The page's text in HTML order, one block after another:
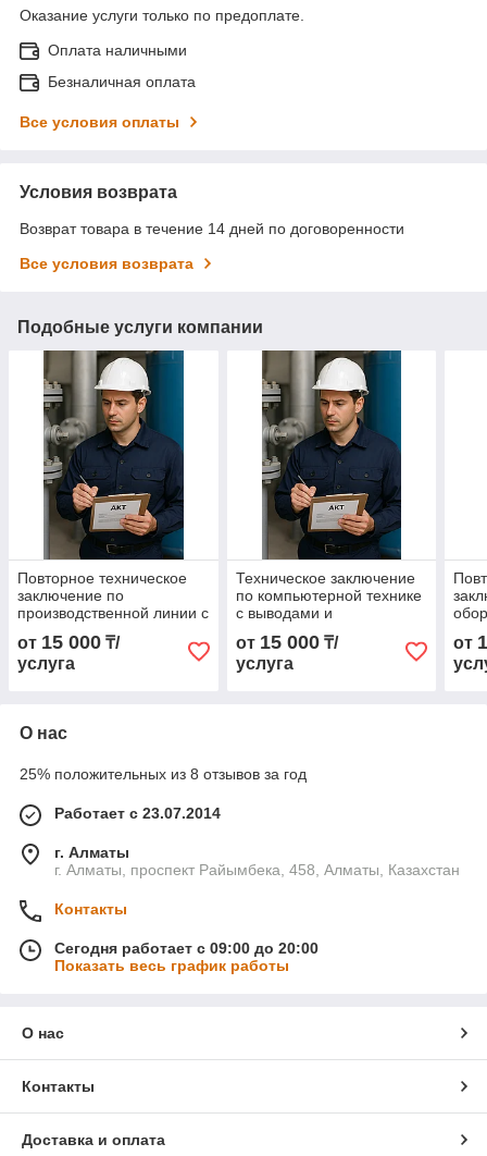
Оказание услуги только по предоплате.
Оплата наличными
Безналичная оплата
Все условия оплаты
Условия возврата
Возврат товара в течение 14 дней по договоренности
Все условия возврата
Подобные услуги компании
Повторное техническое
заключение по
производственной линии с
рекомендациями
от 15 000 ₸/
услуга
Техническое заключение
по компьютерной технике
с выводами и
рекомендациями
от 15 000₸/
услуга
от
О нас
25% положительных из 8 отзывов за год
Работает с 23.07.2014
г. Алматы
г. Алматы, проспект Райымбека, 458, Алматы, Казахстан
Контакты
Сегодня работает с 09:00 до 20:00
Показать весь график работы
О нас
Контакты
Доставка и оплата